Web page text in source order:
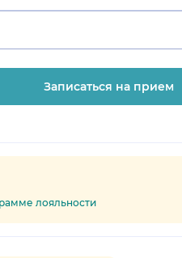
Записаться на прием
лояльности